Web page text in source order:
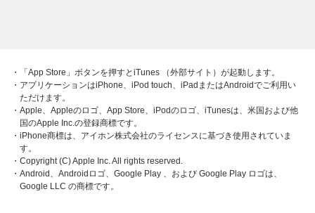
・「App Store」ボタンを押すとiTunes （外部サイト）が起動します。
・アプリケーションはiPhone、iPod touch、iPadまたはAndroidでご利用い
ただけます。
・Apple、Appleのロゴ、App Store、iPodのロゴ、iTunesは、米国および他
国のApple Inc.の登録商標です。
・iPhone商標は、アイホン株式会社のライセンスに基づき使用されていま
す。
・Copyright (C) Apple Inc. All rights reserved.
・Android、Androidロゴ、Google Play 、および Google Play ロゴは、
Google LLC の商標です。